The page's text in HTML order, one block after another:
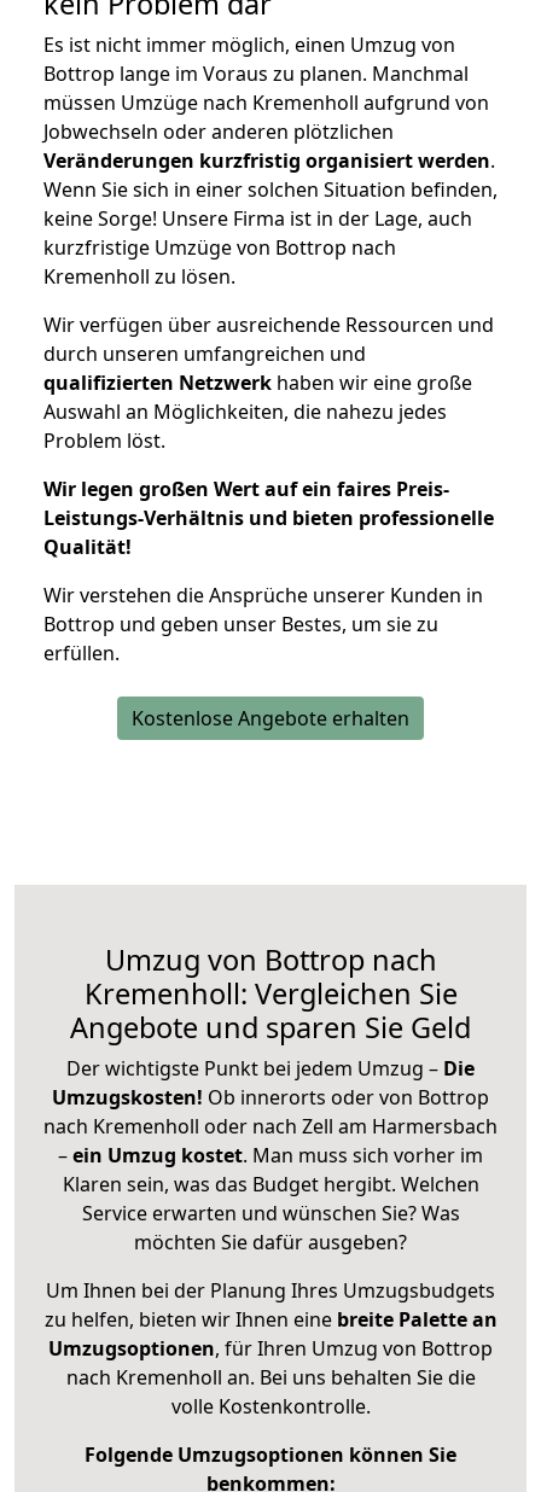
Es ist nicht immer möglich, einen Umzug von
Bottrop lange im Voraus zu planen. Manchmal
müssen Umzüge nach Kremenholl aufgrund von
Jobwechseln oder anderen plötzlichen
Veränderungen kurzfristig organisiert werden.
Wenn Sie sich in einer solchen Situation befinden,
keine Sorge! Unsere Firma ist in der Lage, auch
kurzfristige Umzüge von Bottrop nach
Kremenholl zu lösen.
Wir verfügen über ausreichende Ressourcen und
durch unseren umfangreichen und
qualifizierten Netzwerk haben wir eine große
Auswahl an Möglichkeiten, die nahezu jedes
Problem löst.
Wir legen großen Wert auf ein faires Preis-
Leistungs-Verhältnis und bieten professionelle
Qualität!
Wir verstehen die Ansprüche unserer Kunden in
Bottrop und geben unser Bestes, um sie zu
erfüllen.
Kostenlose Angebote erhalten
Umzug von Bottrop nach
Kremenholl: Vergleichen Sie
Angebote und sparen Sie Geld
Der wichtigste Punkt bei jedem Umzug – Die
Umzugskosten! Ob innerorts oder von Bottrop
nach Kremenholl oder nach Zell am Harmersbach
–ein Umzug kostet. Man muss sich vorher im
Klaren sein, was das Budget hergibt. Welchen
Service erwarten und wünschen Sie? Was
möchten Sie dafür ausgeben?
Um Ihnen bei der Planung Ihres Umzugsbudgets
zu helfen, bieten wir Ihnen eine breite Palette an
Umzugsoptionen, für Ihren Umzug von Bottrop
nach Kremenholl an. Bei uns behalten Sie die
volle Kostenkontrolle.
Folgende Umzugsoptionen können Sie
benkommen: